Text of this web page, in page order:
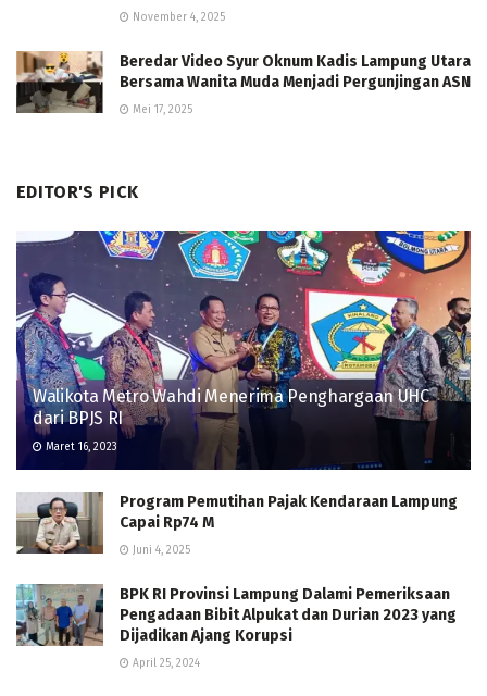
November 4, 2025
Beredar Video Syur Oknum Kadis Lampung Utara
Bersama Wanita Muda Menjadi Pergunjingan ASN
Mei 17, 2025
EDITOR'S PICK
Walikota Metro Wahdi Menerima Penghargaan UHC
dari BPJS RI
Maret 16, 2023
Program Pemutihan Pajak Kendaraan Lampung
Capai Rp74 M
Juni 4, 2025
BPK RI Provinsi Lampung Dalami Pemeriksaan
Pengadaan Bibit Alpukat dan Durian 2023 yang
Dijadikan Ajang Korupsi
April 25, 2024